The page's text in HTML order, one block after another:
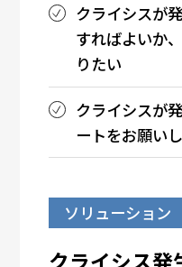
クライシスが
すればよいか
りたい
クライシスが
ートをお願い
ソリューション